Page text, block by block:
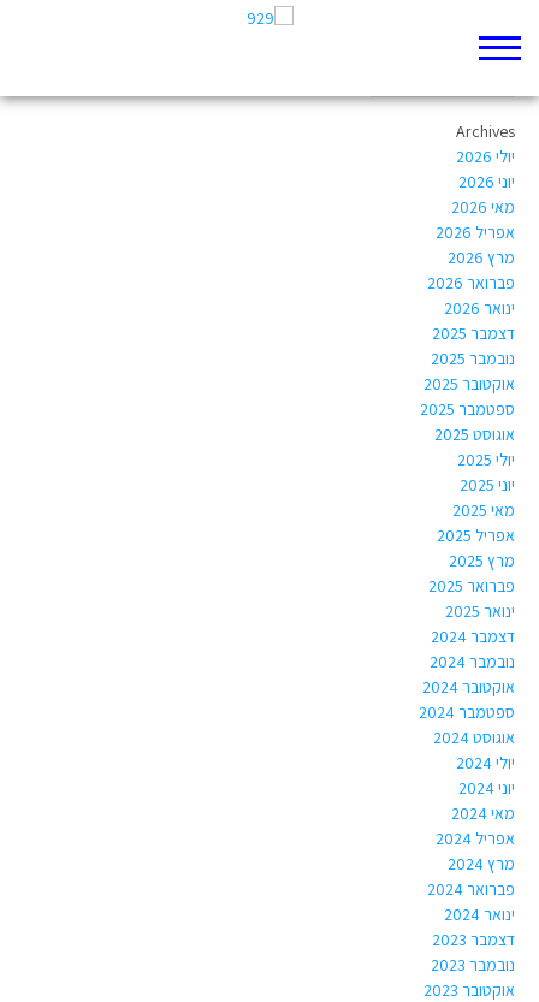
Author Archives: yoadtz@gmail.com
Archives
יולי 2026
יוני 2026
מאי 2026
אפריל 2026
מרץ 2026
פברואר 2026
ינואר 2026
דצמבר 2025
נובמבר 2025
אוקטובר 2025
ספטמבר 2025
אוגוסט 2025
יולי 2025
יוני 2025
מאי 2025
אפריל 2025
מרץ 2025
פברואר 2025
ינואר 2025
דצמבר 2024
נובמבר 2024
אוקטובר 2024
ספטמבר 2024
אוגוסט 2024
יולי 2024
יוני 2024
מאי 2024
אפריל 2024
מרץ 2024
פברואר 2024
ינואר 2024
דצמבר 2023
נובמבר 2023
אוקטובר 2023